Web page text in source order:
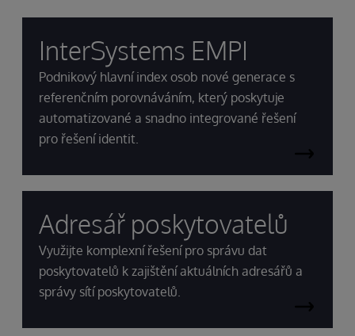
InterSystems EMPI
Podnikový hlavní index osob nové generace s
referenčním porovnáváním, který poskytuje
automatizované a snadno integrované řešení
pro řešení identit.
Adresář poskytovatelů
Využijte komplexní řešení pro správu dat
poskytovatelů k zajištění aktuálních adresářů a
správy sítí poskytovatelů.